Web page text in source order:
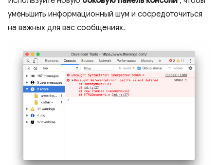
уменьшить информационный шум и сосредоточиться
на важных для вас сообщениях.